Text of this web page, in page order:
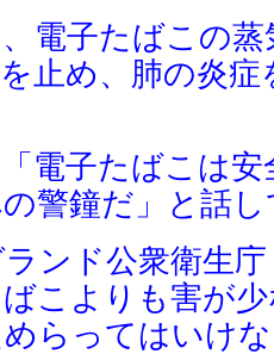
電子たばこの
止め、肺の炎
電子たばこは
警鐘だ」と話
ンド公衆衛生
こよりも害が
らってはいけ